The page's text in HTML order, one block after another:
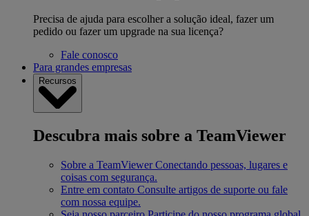
Precisa de ajuda para escolher a solução ideal, fazer um
pedido ou fazer um upgrade na sua licença?
Fale conosco
Para grandes empresas
Recursos
Descubra mais sobre a TeamViewer
Sobre a TeamViewer Conectando pessoas, lugares e
coisas com segurança.
Entre em contato Consulte artigos de suporte ou fale
com nossa equipe.